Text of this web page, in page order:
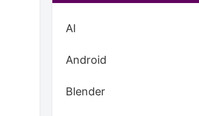
AI
Android
Blender